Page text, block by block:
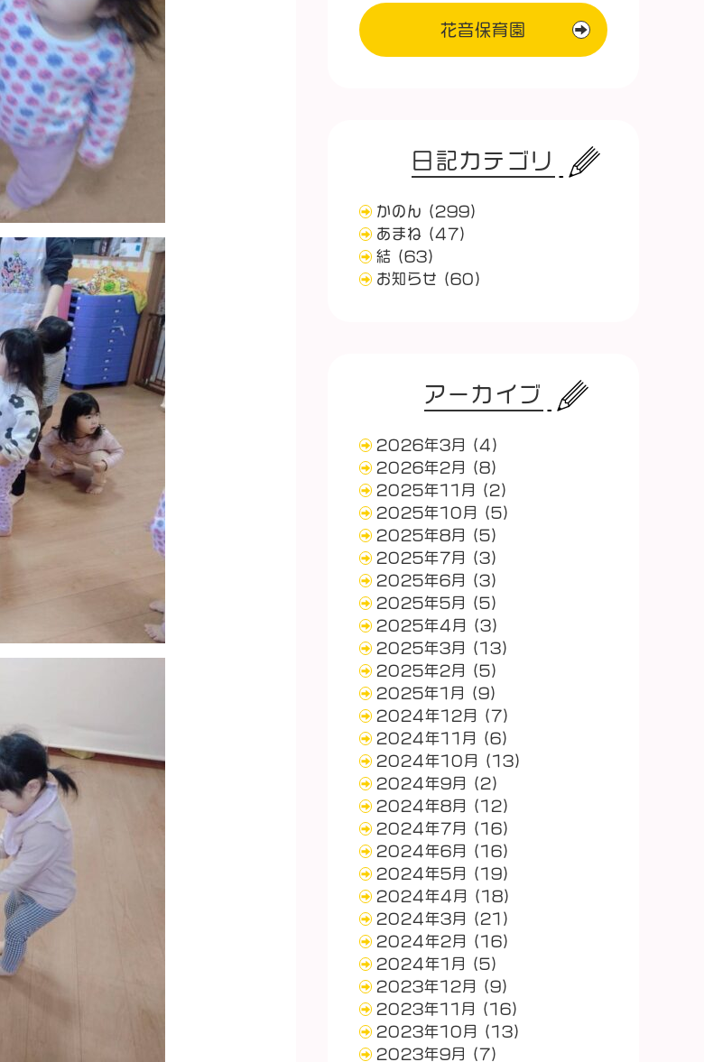
花音保育園
日記カテゴリ
かのん
(299)
あまね
(47)
結 (63)
お知らせ
(60)
アーカイブ
2026年3月
(4)
2026年2月
(8)
2025年11月
(2)
2025年10月
(5)
2025年8月
(5)
2025年7月
(3)
2025年6月
(3)
2025年5月
(5)
2025年4月
(3)
2025年3月
(13)
2025年2月
(5)
2025年1月
(9)
2024年12月
(7)
2024年11月
(6)
2024年10月
(13)
2024年9月
(2)
2024年8月
(12)
2024年7月
(16)
2024年6月
(16)
2024年5月
(19)
2024年4月
(18)
2024年3月
(21)
2024年2月
(16)
2024年1月
(5)
2023年12月
(9)
2023年11月
(16)
2023年10月
(13)
2023年9月
(7)